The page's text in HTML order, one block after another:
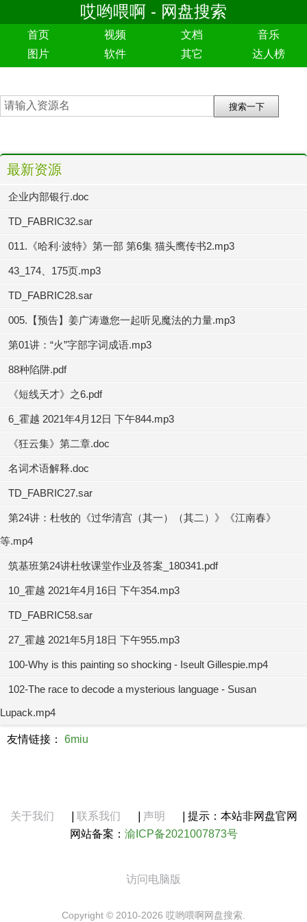
哎哟喂啊 - 网盘搜索
首页 视频 文档
音乐
图片
软件 其它 达人榜
最新资源
企业内部银行.doc
TD_FABRIC32.sar
011.《哈利·波特》第一部 第6集 猫头鹰传书2.mp3
43_174、175页.mp3
TD_FABRIC28.sar
005.【预告】姜广涛邀您一起听见魔法的力量.mp3
第01讲：“火”字部字词成语.mp3
88种陷阱.pdf
《短线天才》之6.pdf
6_霍越 2021年4月12日 下午844.mp3
《狂云集》第二章.doc
名词术语解释.doc
TD_FABRIC27.sar
第24讲：杜牧的《过华清宫（其一）（其二）》《江南春》
等.mp4
筑基班第24讲杜牧课堂作业及答案_180341.pdf
10_霍越 2021年4月16日 下午354.mp3
TD_FABRIC58.sar
27_霍越 2021年5月18日 下午955.mp3
100-Why is this painting so shocking - Iseult Gillespie.mp4
102-The race to decode a mysterious language - Susan
Lupack.mp4
友情链接： 6miu
关于我们 联系我们 声明
提示：本站非网盘官网
网站备案： 渝ICP备2021007873号
访问电脑版
Copyright © 2010-2026 哎哟喂啊网盘搜索.